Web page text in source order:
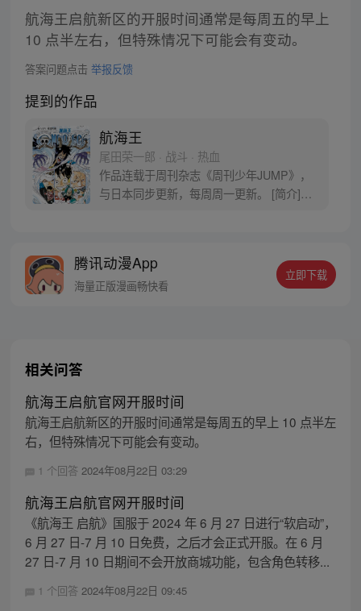
航海王启航新区的开服时间通常是每周五的早上
10 点半左右，但特殊情况下可能会有变动。
答案问题点击 举报反馈
提到的作品
航海王
尾田荣一郎 · 战斗 · 热血
作品连载于周刊杂志《周刊少年JUMP》，
与日本同步更新，每周周一更新。 [简介]有
十年后，路飞为实现与因救他而断臂的杰克
斯的约定而出海，开始了以成为海盗王为目
腾讯动漫App
海量正版漫画畅快看
立即下载
相关问答
航海王启航官网开服时间
航海王启航新区的开服时间通常是每周五的早上 10 点半左
右，但特殊情况下可能会有变动。
1 个回答 2024年08月22日 03:29
航海王启航官网开服时间
《航海王 启航》国服于 2024 年 6 月 27 日进行“软启动”，
6 月 27 日-7 月 10 日免费，之后才会正式开服。在 6 月
27 日-7 月 10 日期间不会开放商城功能，包含角色转移...
1 个回答 2024年08月22日 09:45